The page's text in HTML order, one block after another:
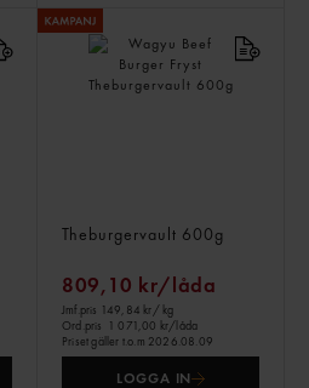
Theburgervault 600g
809,10 kr/låda
Jmf.pris 149,84 kr/ kg
Ord.pris
1 071,00 kr/låda
Priset gäller t.o.m 2026.08.09
LOGGA IN